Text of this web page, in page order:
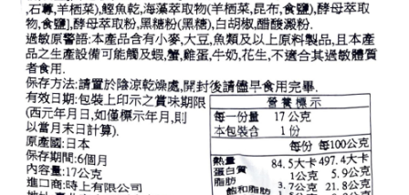
權轉讓予恩沛科技股份有限公司。
２．關於個人資料處理事宜，請瀏覽以下網址：
https://aftee.tw/terms/#terms3
３．未成年的使用者請事先徵得法定代理人或監護人之同意方可使用
「AFTEE先享後付」，若未經同意申辦者引起之損失，本公司不負相關責
任。
４．使用「AFTEE先享後付」時，將依據個別帳號之用戶狀況，依本公司即
時審查核予不同之上限額度；若仍有額度不足之情形，本公司將視審查結果
請求用戶進行身份認證。
５．嚴禁一人註冊多個帳號或使用他人資訊註冊。若發現惡意使用之情形，
恩沛科技股份有限公司將有權停止該用戶之使用額度並採取法律行動。
離島宅配
每筆NT$150，滿NT$890(含以上)免運費